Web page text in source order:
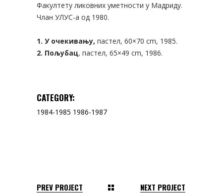
Факултету ликовних уметности у Мадриду.
Члан УЛУС-а од 1980.
1. У очекивању, пастел, 60×70 cm, 1985.
2. Пољубац, пастел, 65×49 cm, 1986.
CATEGORY:
1984-1985 1986-1987
PREV PROJECT NEXT PROJECT